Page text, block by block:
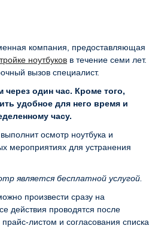
компания, предоставляющая
ноутбуков в течение семи лет.
вызов специалист.
через один час. Кроме того,
удобное для него время и
часу.
осмотр ноутбука и
мероприятиях для устранения
является бесплатной услугой.
произвести сразу на
действия проводятся после
листом и согласования списка